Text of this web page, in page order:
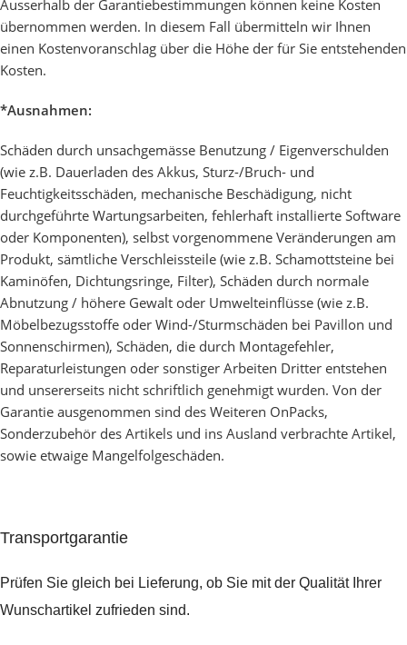
Ausserhalb der Garantiebestimmungen können keine Kosten
übernommen werden. In diesem Fall übermitteln wir Ihnen
einen Kostenvoranschlag über die Höhe der für Sie entstehenden
Kosten.
*Ausnahmen:
Schäden durch unsachgemässe Benutzung / Eigenverschulden
(wie z.B. Dauerladen des Akkus, Sturz-/Bruch- und
Feuchtigkeitsschäden, mechanische Beschädigung, nicht
durchgeführte Wartungsarbeiten, fehlerhaft installierte Software
oder Komponenten), selbst vorgenommene Veränderungen am
Produkt, sämtliche Verschleissteile (wie z.B. Schamottsteine bei
Kaminöfen, Dichtungsringe, Filter), Schäden durch normale
Abnutzung / höhere Gewalt oder Umwelteinflüsse (wie z.B.
Möbelbezugsstoffe oder Wind-/Sturmschäden bei Pavillon und
Sonnenschirmen), Schäden, die durch Montagefehler,
Reparaturleistungen oder sonstiger Arbeiten Dritter entstehen
und unsererseits nicht schriftlich genehmigt wurden. Von der
Garantie ausgenommen sind des Weiteren OnPacks,
Sonderzubehör des Artikels und ins Ausland verbrachte Artikel,
sowie etwaige Mangelfolgeschäden.
Transportgarantie
Prüfen Sie gleich bei Lieferung, ob Sie mit der Qualität Ihrer
Wunschartikel zufrieden sind.